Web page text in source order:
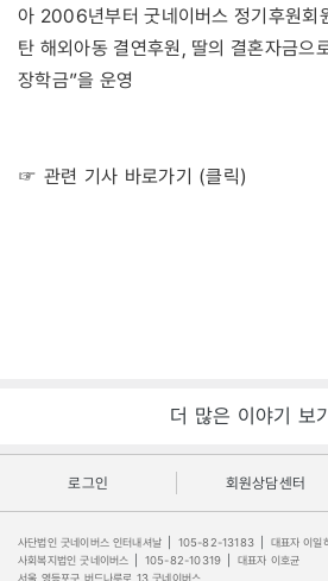
아 2006년부터 굿네이버스 정기후원회
탄 해외아동 결연후원, 딸의 결혼자금으
장학금”을 운영
☞ 관련 기사 바로가기 (클릭)
더 많은 이야기 보
로그인 회원상담센터
사단법인 굿네이버스 인터내셔날 105-82-13183
대표자 이일
사회복지법인 굿네이버스
105-82-10319
대표자 이호균
서울 영등포구 버드나루로 13 굿네이버스